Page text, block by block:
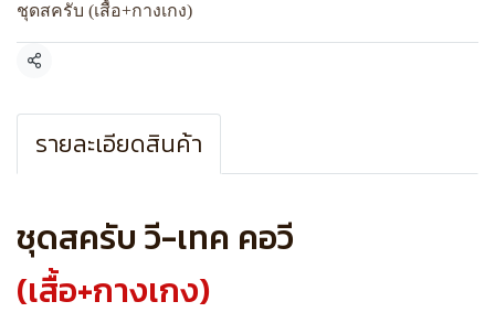
ชุดสครับ (เสื้อ+กางเกง)
แชร์
รายละเอียดสินค้า
ชุดสครับ วี-เทค คอวี
(เสื้อ+กางเกง)